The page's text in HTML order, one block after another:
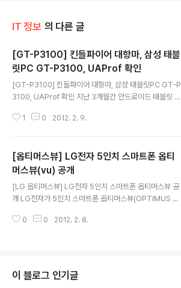
IT 정보 의 다른 글
[GT-P3100] 킨들파이어 대항마, 삼성 태블
릿PC GT-P3100, UAProf 확인
[GT-P3100] 킨들파이어 대항마, 삼성 태블릿PC GT-P
3100, UAProf 확인 지난 3개월간 안드로이드 태블릿 시
적으로 킨들파이어 돌풍을 일으켰는데요. 삼성전자의 경우
형 태블릿PC를 출시한다는 루머는 오랫동안 있었는데, 지
난달 WIFI인증을 통해 GT-P3100, GT-P5100의 모델
명이 공개된데 이어 이번에는 UAProf를 통해 GT-P310
0의 스팩이 일부 노출이 되었습니다. GT-P3100은 102
4X600(WSVGA) 해상도로 나오게 되는데 이는 갤럭시
탭7과 동일하며, 갤럭시탭 7.7, 갤럭시탭10.1, 갤럭시탭8.9
1 0 2012. 2. 9.
[옵티머스뷰] LG전자 5인치 스마트폰 옵티
머스뷰(vu) 공개
[LG 옵티머스뷰] LG전자 5인치 스마트폰 옵티머스뷰 공
개 LG전자가 5인치 스마트폰 옵티머스뷰(OPTIMUS V
프라다 노트, 옵티머스 스케치라는 애칭을 얻으며 많은 관
제품으로 5인치 IPS HD디스플레이, 스냅드래곤 1.5Ghz
듀얼코어, 8GB 내장메모리, 800만 화소의 후면 카메라,
0 0 2012. 2. 8.
이 블로그 인기글